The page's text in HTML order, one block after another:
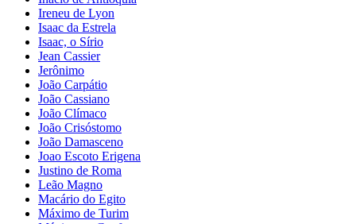
Ireneu de Lyon
Isaac da Estrela
Isaac, o Sírio
Jean Cassier
Jerônimo
João Carpátio
João Cassiano
João Clímaco
João Crisóstomo
João Damasceno
Joao Escoto Erigena
Justino de Roma
Leão Magno
Macário do Egito
Máximo de Turim